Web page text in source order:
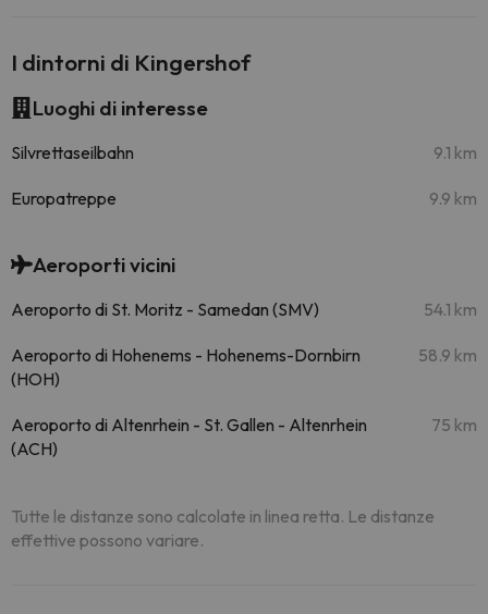
I dintorni di Kingershof
Luoghi di interesse
Silvrettaseilbahn 9.1 km
Europatreppe 9.9 km
Aeroporti vicini
Aeroporto di St. Moritz - Samedan (SMV) 54.1 km
Aeroporto di Hohenems - Hohenems-Dornbirn
(HOH)
58.9 km
Aeroporto di Altenrhein - St. Gallen - Altenrhein
(ACH)
75 km
Tutte le distanze sono calcolate in linea retta. Le distanze
effettive possono variare.